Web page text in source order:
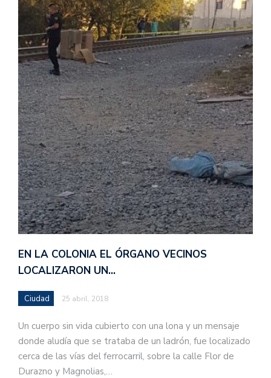
EN LA COLONIA EL ÓRGANO VECINOS
LOCALIZARON UN…
Ciudad 25 abril, 2018
Un cuerpo sin vida cubierto con una lona y un mensaje
donde aludía que se trataba de un ladrón, fue localizado
cerca de las vías del ferrocarril, sobre la calle Flor de
Durazno y Magnolias,…